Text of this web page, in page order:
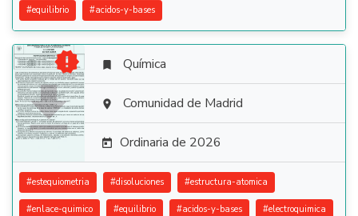
#equilibrio #acidos-y-bases

  Química
 Comunidad de Madrid
 Ordinaria de 2026
#estequiometria #disoluciones #estructura-atomica
#enlace-quimico #equilibrio #acidos-y-bases #electroquimica